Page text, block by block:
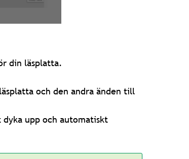
din läsplatta.
och den andra änden till
upp och automatiskt